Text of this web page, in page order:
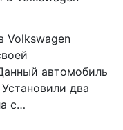
Volkswagen
автомобиль
два
с…